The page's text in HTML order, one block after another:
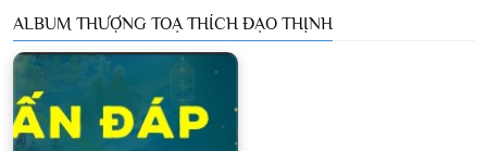
ALBUM THƯỢNG TOẠ THÍCH ĐẠO THỊNH